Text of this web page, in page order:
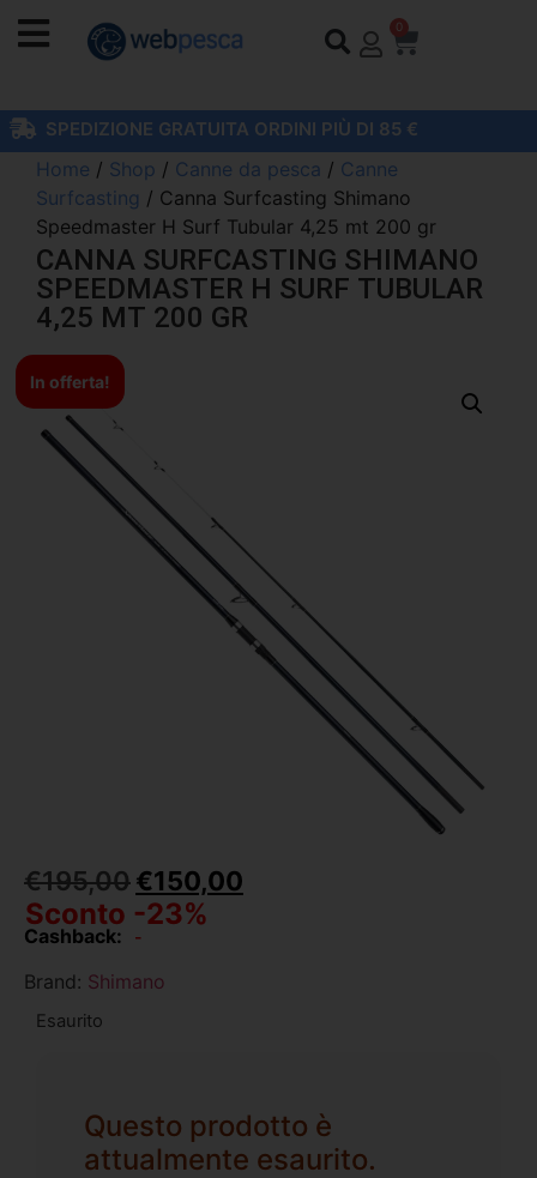
0
SPEDIZIONE GRATUITA ORDINI PIÙ DI 85 €
Home / Shop / Canne da pesca / Canne
Surfcasting / Canna Surfcasting Shimano
Speedmaster H Surf Tubular 4,25 mt 200 gr
CANNA SURFCASTING SHIMANO
SPEEDMASTER H SURF TUBULAR
4,25 MT 200 GR
In offerta!
€195,00€150,00
Sconto -23%
Cashback: -
Brand: Shimano
Esaurito
Questo prodotto è
attualmente esaurito.